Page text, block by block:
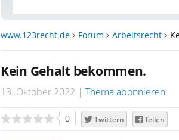
www.123recht.de Forum Arbeitsrecht
Kein Gehalt bekommen.
13. Oktober 2022 Thema abonnieren
0 Twittern Teilen